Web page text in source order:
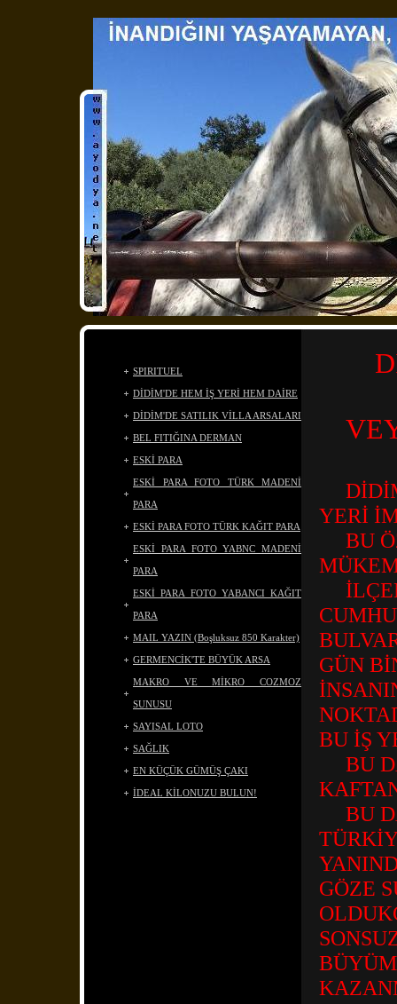
YERİ
BU
GÜN
BU İŞ
BU
BU
GÖZE
SPIRITUEL
DİDİM'DE HEM İŞ YERİ HEM DAİRE
DİDİM'DE SATILIK VİLLA ARSALARI
BEL FITIĞINA DERMAN
ESKİ PARA
ESKİ PARA FOTO TÜRK MADENİ
PARA
ESKİ PARA FOTO TÜRK KAĞIT PARA
ESKİ PARA FOTO YABNC MADENİ
PARA
ESKİ PARA FOTO YABANCI KAĞIT
PARA
MAIL YAZIN (Boşluksuz 850 Karakter)
GERMENCİK'TE BÜYÜK ARSA
MAKRO VE MİKRO COZMOZ
SUNUSU
SAYISAL LOTO
SAĞLIK
EN KÜÇÜK GÜMÜŞ ÇAKI
İDEAL KİLONUZU BULUN!